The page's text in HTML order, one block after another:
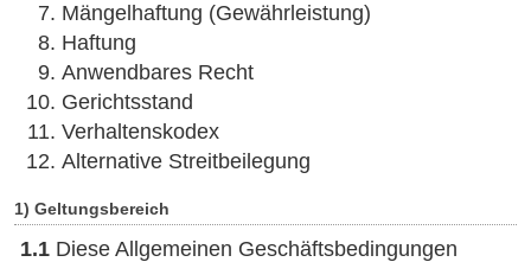
Mängelhaftung (Gewährleistung)
Haftung
Anwendbares Recht
Gerichtsstand
Verhaltenskodex
Alternative Streitbeilegung
1) Geltungsbereich
1.1 Diese Allgemeinen Geschäftsbedingungen